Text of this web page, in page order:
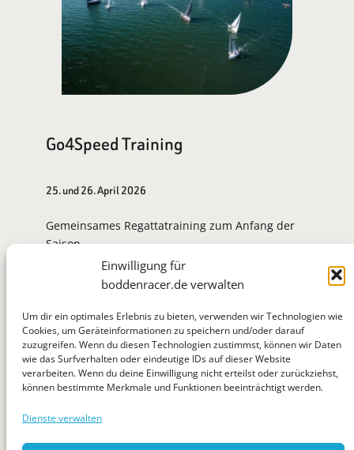
Einwilligung für
boddenracer.de verwalten
Um dir ein optimales Erlebnis zu bieten, verwenden wir Technologien wie
Cookies, um Geräteinformationen zu speichern und/oder darauf
zuzugreifen. Wenn du diesen Technologien zustimmst, können wir Daten
wie das Surfverhalten oder eindeutige IDs auf dieser Website
verarbeiten. Wenn du deine Einwilligung nicht erteilst oder zurückziehst,
können bestimmte Merkmale und Funktionen beeinträchtigt werden.
Dienste verwalten
Go4Speed Training
25. und 26. April 2026
Gemeinsames Regattatraining zum Anfang der
Saison.
Zur Eventseite
BoddenRacer
WhatsApp